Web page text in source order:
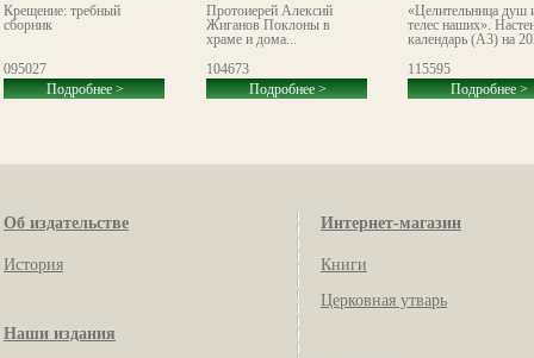
Крещение: требный
сборник
095027
Подробнее >
Протоиерей Алексий
Жиганов Поклоны в
храме и дома...
104673
Подробнее >
«Целительница душ
телес наших».
календарь (А3) на
115595
Подробнее >
Об издательстве
История
Наши издания
Интернет-магазин
Книги
Церковная утварь